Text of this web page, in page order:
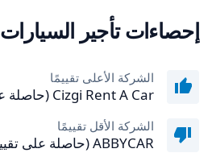
إحصاءات تأجير السيارات
الشركة الأعلى تقييمًا
Cizgi Rent A Car (حاصلة على تقييم 8.6 / 10)
الشركة الأقل تقييمًا
ABBYCAR (حاصلة على تقييم 5.3 / 10)